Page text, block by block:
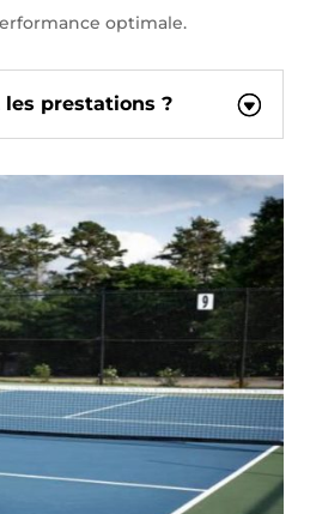
optimale.
prestations ?